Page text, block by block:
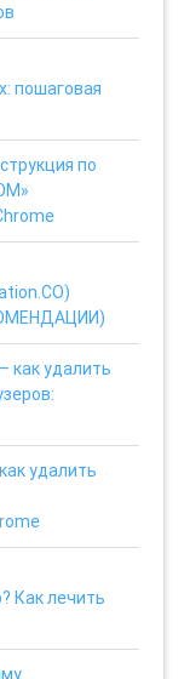
пошаговая
по
как удалить
удалить
Как лечить